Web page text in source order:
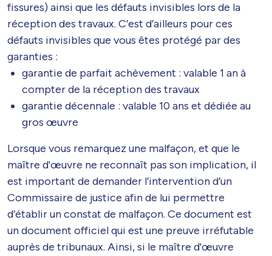
fissures) ainsi que les défauts invisibles lors de la
réception des travaux. C’est d’ailleurs pour ces
défauts invisibles que vous êtes protégé par des
garanties :
garantie de parfait achèvement : valable 1 an à
compter de la réception des travaux
garantie décennale : valable 10 ans et dédiée au
gros œuvre
Lorsque vous remarquez une malfaçon, et que le
maître d'œuvre ne reconnaît pas son implication, il
est important de demander l’intervention d’un
Commissaire de justice afin de lui permettre
d’établir un constat de malfaçon. Ce document est
un document officiel qui est une preuve irréfutable
auprès de tribunaux. Ainsi, si le maître d'œuvre